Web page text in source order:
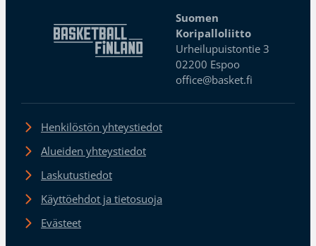
Suomen
Koripalloliitto
Urheilupuistontie 3
02200 Espoo
office@basket.fi
Henkilöstön yhteystiedot
Alueiden yhteystiedot
Laskutustiedot
Käyttöehdot ja tietosuoja
Evästeet